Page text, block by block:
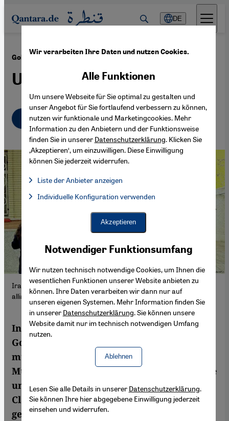
Direkt zum Inhalt springen
DE
Golineh Atai "Iran. Die Freiheit ist weiblich“ · 24.09.2022
Unbekannte Heldinnen
Deutsch English عربي
Iran: Frauen protestieren gegen Kopftuchzwang; Foto: picture-
alliance/abaca/SalamPix
In ihrem Buch beschreibt die Journalistin
Golineh Atai den hartnäckigen Widerstand
mutiger Iranerinnen gegen die Diktatur der
Mullahs, die das Land seit mehr als 40 Jahre
unbarmherzig in ihrem Griff haben.
Claudia Mende hat das Buch für Qantara.de
gelesen.
Wir verarbeiten Ihre Daten und nutzen Cookies.
Notwendiger Funktionsumfang
Wir nutzen technisch notwendige Cookies, um Ihnen die
wesentlichen Funktionen unserer Website anbieten zu
können. Ihre Daten verarbeiten wir dann nur auf
unseren eigenen Systemen. Mehr Information finden Sie
in unserer Datenschutzerklärung. Sie können unsere
Website damit nur im technisch notwendigen Umfang
nutzen.
Ablehnen
Alle Funktionen
Um unsere Webseite für Sie optimal zu gestalten und
unser Angebot für Sie fortlaufend verbessern zu können,
nutzen wir funktionale und Marketingcookies. Mehr
Information zu den Anbietern und der Funktionsweise
finden Sie in unserer Datenschutzerklärung. Klicken Sie
‚Akzeptieren‘, um einzuwilligen. Diese Einwilligung
können Sie jederzeit widerrufen.
Liste der Anbieter anzeigen
Facebook Embed / Facebook Connect, Google Maps Embed,
Facebook Embed / Facebook Connect
Google Maps Embed
Individuelle Konfiguration verwenden
Akzeptieren
Lesen Sie alle Details in unserer Datenschutzerklärung.
Sie können Ihre hier abgegebene Einwilligung jederzeit
einsehen und widerrufen.